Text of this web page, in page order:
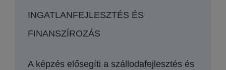
INGATLANFEJLESZTÉS ÉS
FINANSZÍROZÁS
A képzés elősegíti a szállodafejlesztés és